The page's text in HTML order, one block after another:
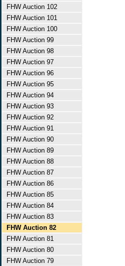
FHW Auction 102
FHW Auction 101
FHW Auction 100
FHW Auction 99
FHW Auction 98
FHW Auction 97
FHW Auction 96
FHW Auction 95
FHW Auction 94
FHW Auction 93
FHW Auction 92
FHW Auction 91
FHW Auction 90
FHW Auction 89
FHW Auction 88
FHW Auction 87
FHW Auction 86
FHW Auction 85
FHW Auction 84
FHW Auction 83
FHW Auction 82
FHW Auction 81
FHW Auction 80
FHW Auction 79